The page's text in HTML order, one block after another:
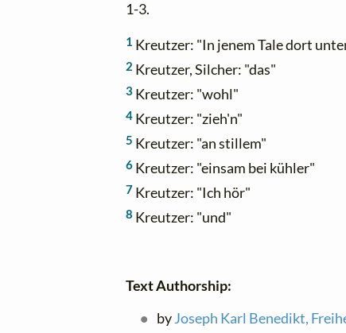
1-3.
1 Kreutzer: "In jenem Tale dort
2 Kreutzer, Silcher: "das"
3 Kreutzer: "wohl"
4 Kreutzer: "zieh'n"
5 Kreutzer: "an stillem"
6 Kreutzer: "einsam bei kühler"
7 Kreutzer: "Ich hör"
8 Kreutzer: "und"
Text Authorship:
byJoseph Karl Benedikt,